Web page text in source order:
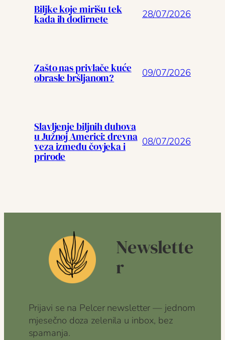
Biljke koje mirišu tek
kada ih dodirnete
28/07/2026
Zašto nas privlače kuće
obrasle bršljanom?
09/07/2026
Slavljenje biljnih duhova
u Južnoj Americi: drevna
veza između čovjeka i
prirode
08/07/2026
Newslette
r
Prijavi se na Pelcer newsletter — jednom
mjesečno doza zelenila u inbox, bez
spamanja.